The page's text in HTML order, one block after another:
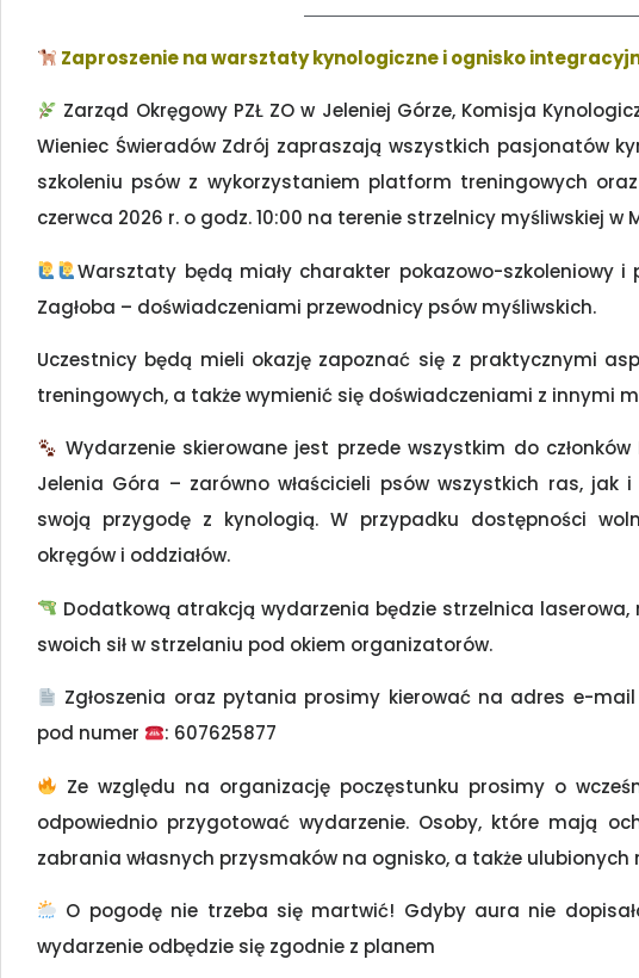
Zaproszenie na warsztaty kynologiczne i ognisko
Zarząd Okręgowy PZŁ ZO w Jeleniej Górze, Komisja
Wieniec Świeradów Zdrój zapraszają wszystkich pasjonatów
szkoleniu psów z wykorzystaniem platform treningowych
czerwca 2026 r. o godz. 10:00 na terenie strzelnicy myśliwskiej w
Warsztaty będą miały charakter pokazowo-szkoleniowy i
Zagłoba – doświadczeniami przewodnicy psów myśliwskich.
Uczestnicy będą mieli okazję zapoznać się z praktycznymi
treningowych, a także wymienić się doświadczeniami z innymi
Wydarzenie skierowane jest przede wszystkim do członków
Jelenia Góra – zarówno właścicieli psów wszystkich ras, jak
swoją przygodę z kynologią. W przypadku dostępności
okręgów i oddziałów.
Dodatkową atrakcją wydarzenia będzie strzelnica
swoich sił w strzelaniu pod okiem organizatorów.
Zgłoszenia oraz pytania prosimy kierować na adres e-mail
pod numer
: 607625877
Ze względu na organizację poczęstunku prosimy o
odpowiednio przygotować wydarzenie. Osoby, które mają
zabrania własnych przysmaków na ognisko, a także ulubionych
O pogodę nie trzeba się martwić! Gdyby aura nie
wydarzenie odbędzie się zgodnie z planem